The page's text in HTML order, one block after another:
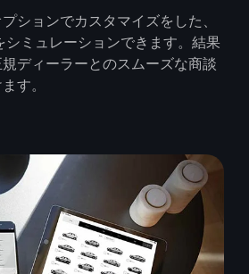
ションでカスタマイズをした、
ミュレーションできます。結果
ディーラーとのスムーズな商談
す。